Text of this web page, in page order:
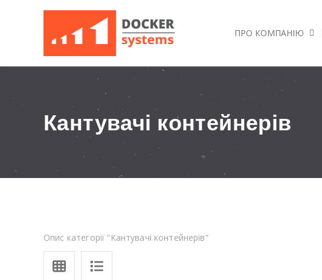
ПРО КОМПАНІЮ
Кантувачі контейнерів
Опис категорії “Кантувачі контейнерів”